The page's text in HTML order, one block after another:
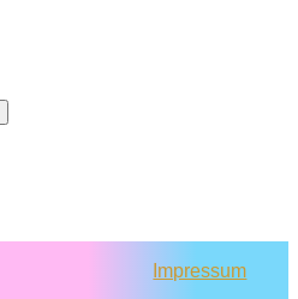
Impressum